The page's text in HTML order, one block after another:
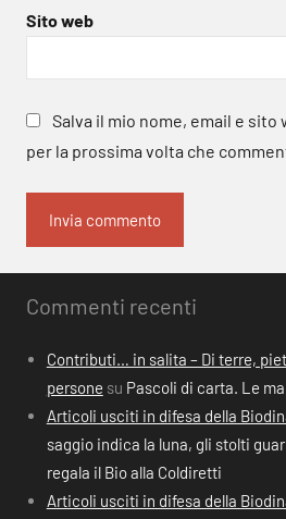
Sito web
Salva il mio nome, email e
per la prossima volta che
Commenti recenti
Contributi… in salita – Di terre,
persone su Pascoli di carta. Le
Articoli usciti in difesa della
saggio indica la luna, gli stolti
regala il Bio alla Coldiretti
Articoli usciti in difesa della